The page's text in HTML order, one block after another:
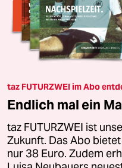
taz FUTURZWEI im Abo
Endlich mal ein
taz FUTURZWEI ist
Zukunft. Das Abo
nur 38 Euro. Zudem